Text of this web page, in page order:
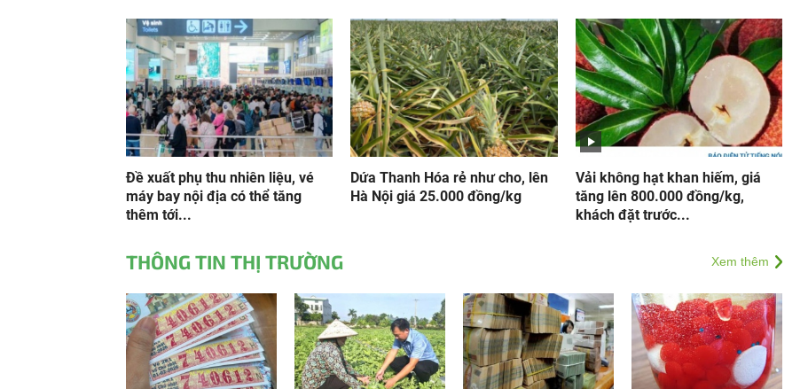
Đề xuất phụ thu nhiên liệu, vé
máy bay nội địa có thể tăng
thêm tới...
Dứa Thanh Hóa rẻ như cho, lên
Hà Nội giá 25.000 đồng/kg
Vải không hạt khan hiếm, giá
tăng lên 800.000 đồng/kg,
khách đặt trước...
THÔNG TIN THỊ TRƯỜNG Xem thêm